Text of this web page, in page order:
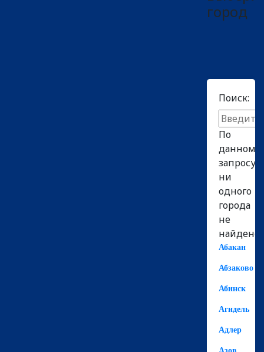
город
Поиск:
По
данному
запросу
ни
одного
города
не
найдено!
Абакан
Абзаково
Абинск
Агидель
Адлер